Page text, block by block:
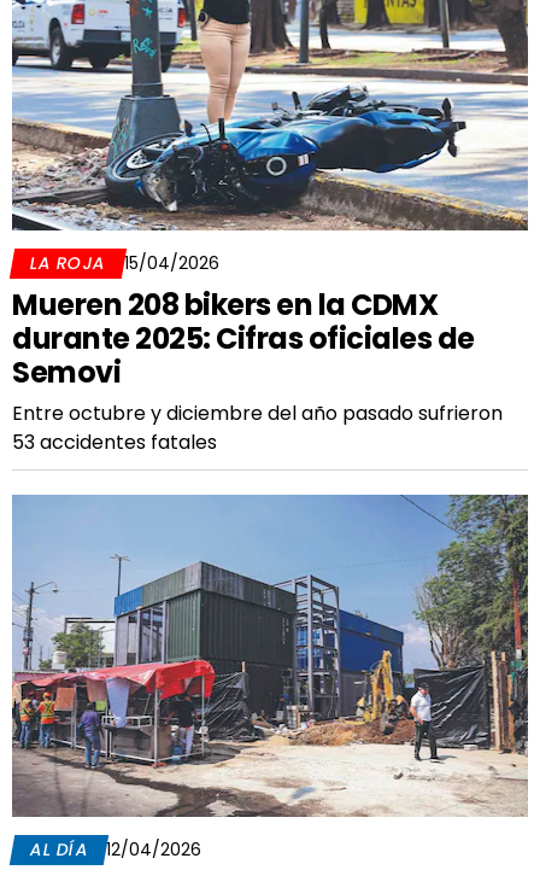
LA ROJA 15/04/2026
Mueren 208 bikers en la CDMX
durante 2025: Cifras oficiales de
Semovi
Entre octubre y diciembre del año pasado sufrieron
53 accidentes fatales
AL DÍA 12/04/2026